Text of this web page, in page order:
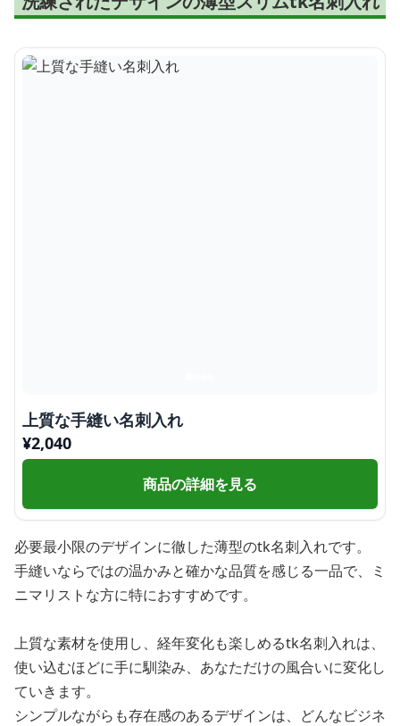
上質な手縫い名刺入れ
¥2,040
商品の詳細を見る
必要最小限のデザインに徹した薄型のtk名刺入れです。
手縫いならではの温かみと確かな品質を感じる一品で、ミ
ニマリストな方に特におすすめです。
上質な素材を使用し、経年変化も楽しめるtk名刺入れは、
使い込むほどに手に馴染み、あなただけの風合いに変化し
ていきます。
シンプルながらも存在感のあるデザインは、どんなビジネ